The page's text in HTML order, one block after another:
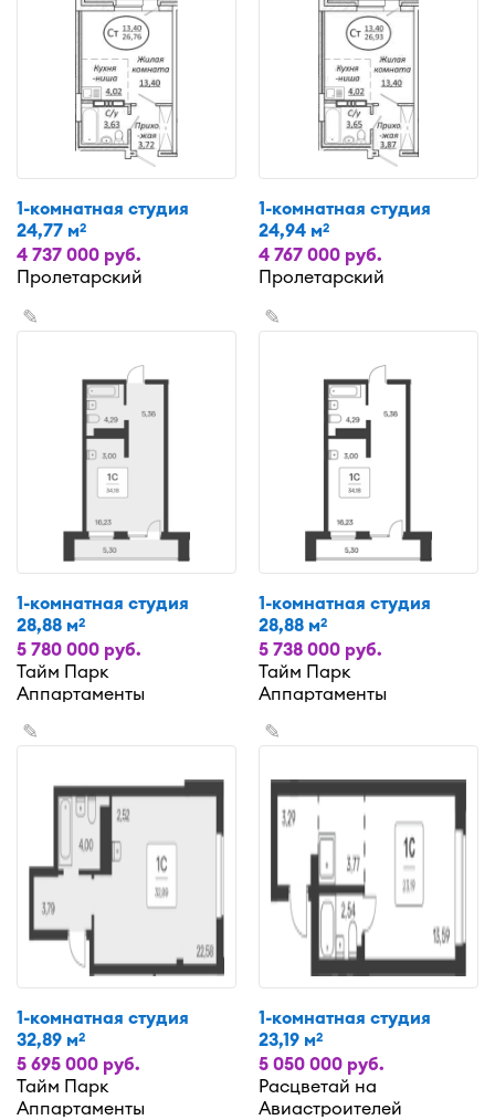
1-комнатная студия
24,77 м2
4 737 000 руб.
Пролетарский
1-комнатная студия
24,94 м2
4 767 000 руб.
Пролетарский
✎
1-комнатная студия
28,88 м2
5 780 000 руб.
Тайм Парк
Аппартаменты
✎
1-комнатная студия
28,88 м2
5 738 000 руб.
Тайм Парк
Аппартаменты
✎
1-комнатная студия
32,89 м2
5 695 000 руб.
Тайм Парк
Аппартаменты
✎
1-комнатная студия
23,19 м2
5 050 000 руб.
Расцветай на
Авиастроителей